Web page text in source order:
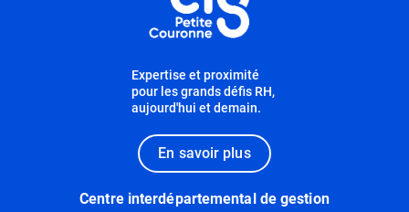
Expertise et proximité
pour les grands défis RH,
aujourd'hui et demain.
En savoir plus
Centre interdépartemental de gestion